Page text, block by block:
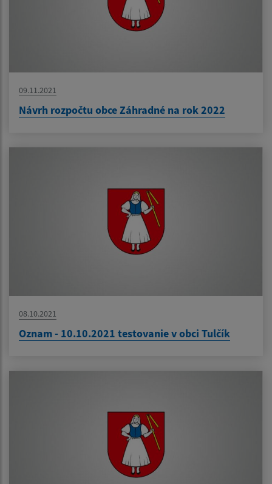
09.11.2021
Návrh rozpočtu obce Záhradné na rok 2022
08.10.2021
Oznam - 10.10.2021 testovanie v obci Tulčík